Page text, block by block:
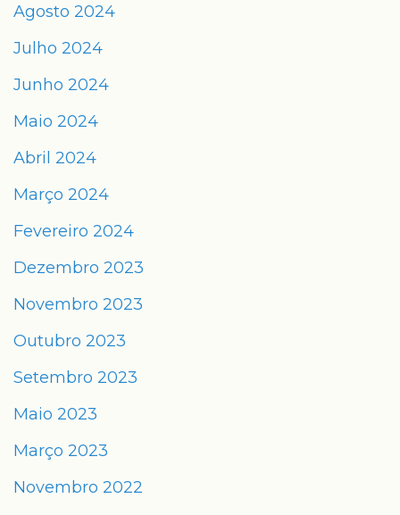
Agosto 2024
Julho 2024
Junho 2024
Maio 2024
Abril 2024
Março 2024
Fevereiro 2024
Dezembro 2023
Novembro 2023
Outubro 2023
Setembro 2023
Maio 2023
Março 2023
Novembro 2022